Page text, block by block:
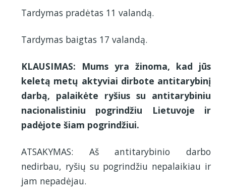
Tardymas pradėtas 11 valandą.
Tardymas baigtas 17 valandą.
KLAUSIMAS: Mums yra žinoma, kad jūs
keletą metų aktyviai dirbote antitarybinį
darbą, palaikėte ryšius su antitarybiniu
nacionalistiniu pogrindžiu Lietuvoje ir
padėjote šiam pogrindžiui.
ATSAKYMAS: Aš antitarybinio darbo
nedirbau, ryšių su pogrindžiu nepalaikiau ir
jam nepadėjau.